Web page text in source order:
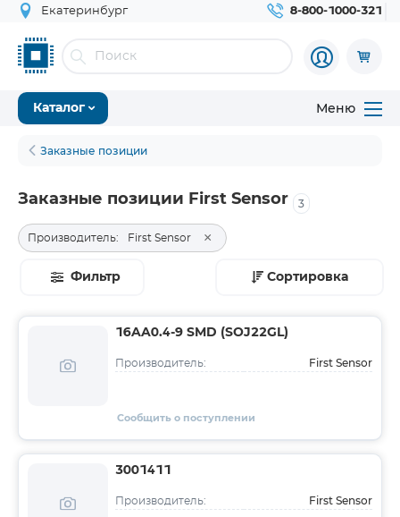
Екатеринбург 8-800-1000-321
Каталог Меню
Заказные позиции
Заказные позиции First Sensor 3
Производитель: First Sensor ×
Фильтр Сортировка
16AA0.4-9 SMD (SOJ22GL)
Производитель: First Sensor
Сообщить о поступлении
3001411
Производитель: First Sensor